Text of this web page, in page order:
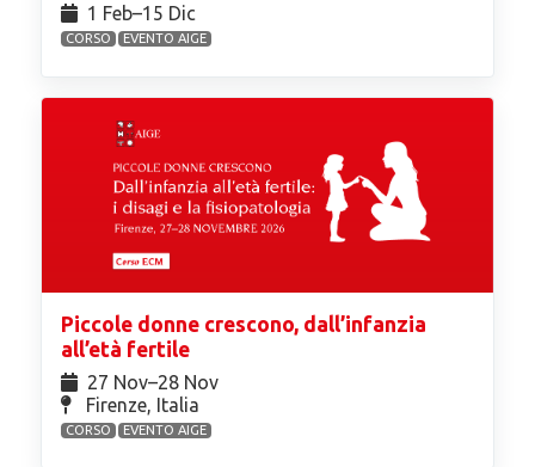
1 Feb⁠–15 Dic
CORSO EVENTO AIGE
Piccole donne crescono, dall’infanzia
all’età fertile
27 Nov⁠–28 Nov
Firenze, Italia
CORSO EVENTO AIGE